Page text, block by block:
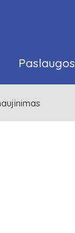
Paslaugos